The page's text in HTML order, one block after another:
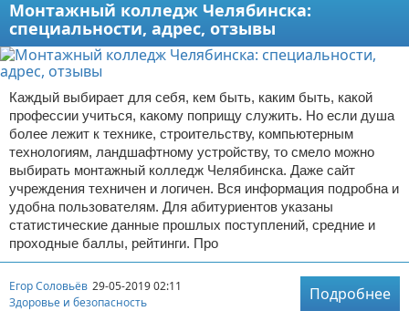
Монтажный колледж Челябинска:
специальности, адрес, отзывы
Каждый выбирает для себя, кем быть, каким быть, какой
профессии учиться, какому поприщу служить. Но если душа
более лежит к технике, строительству, компьютерным
технологиям, ландшафтному устройству, то смело можно
выбирать монтажный колледж Челябинска. Даже сайт
учреждения техничен и логичен. Вся информация подробна и
удобна пользователям. Для абитуриентов указаны
статистические данные прошлых поступлений, средние и
проходные баллы, рейтинги. Про
Егор Соловьёв 29-05-2019 02:11
Здоровье и безопасность
Подробнее